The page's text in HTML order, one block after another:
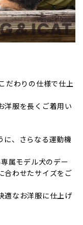
だわりの仕様で仕上
洋服を長くご着用い
に、さらなる運動機
属モデル犬のデー
合わせたサイズをご
適なお洋服に仕上げ